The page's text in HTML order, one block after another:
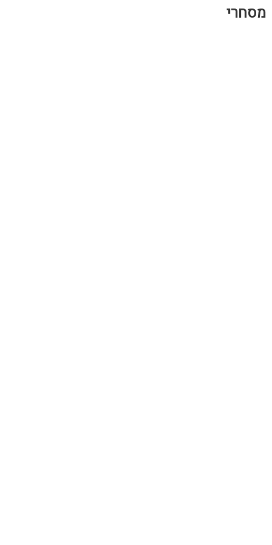
מסחרי